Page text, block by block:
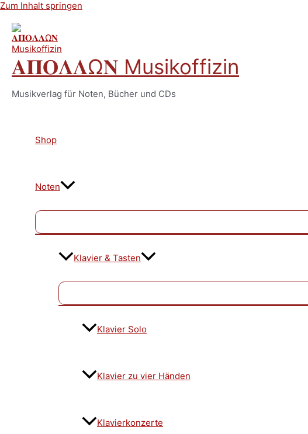
Zum Inhalt springen
𝚨𝚷𝚶𝚲𝚲Ω𝚴 Musikoffizin
Musikverlag für Noten, Bücher und CDs
Shop
Noten
Klavier & Tasten
Klavier Solo
Klavier zu vier Händen
Klavierkonzerte